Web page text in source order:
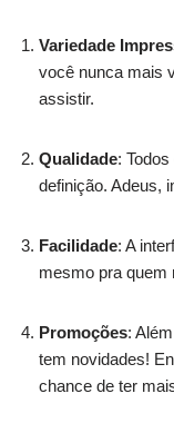
Variedade
você nunca mais
assistir.
Qualidade:
definição. Adeus,
Facilidade: A
mesmo pra quem
Promoções:
tem novidades!
chance de ter